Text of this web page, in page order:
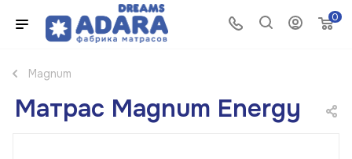
0
Magnum
Матрас Magnum Energy